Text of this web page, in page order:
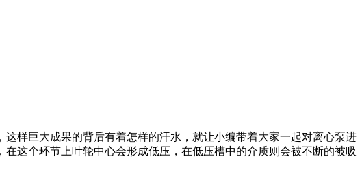
样巨大成果的背后有着怎样的汗水，就让小编带着大家一起对离心泵进
这个环节上叶轮中心会形成低压，在低压槽中的介质则会被不断的被吸